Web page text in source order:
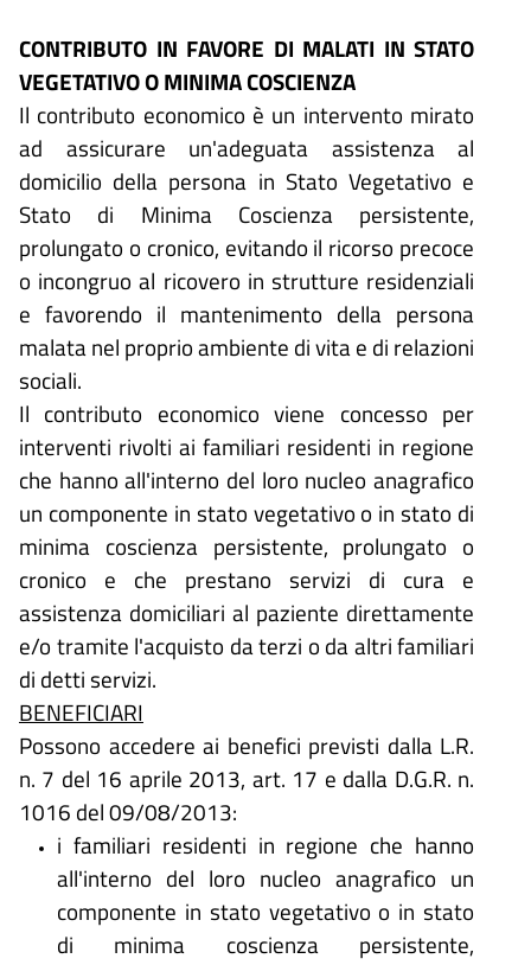
CONTRIBUTO IN FAVORE DI MALATI IN STATO
VEGETATIVO O MINIMA COSCIENZA
Il contributo economico è un intervento mirato
ad assicurare un'adeguata assistenza al
domicilio della persona in Stato Vegetativo e
Stato di Minima Coscienza persistente,
prolungato o cronico, evitando il ricorso precoce
o incongruo al ricovero in strutture residenziali
e favorendo il mantenimento della persona
malata nel proprio ambiente di vita e di relazioni
sociali.
Il contributo economico viene concesso per
interventi rivolti ai familiari residenti in regione
che hanno all'interno del loro nucleo anagrafico
un componente in stato vegetativo o in stato di
minima coscienza persistente, prolungato o
cronico e che prestano servizi di cura e
assistenza domiciliari al paziente direttamente
e/o tramite l'acquisto da terzi o da altri familiari
di detti servizi.
BENEFICIARI
Possono accedere ai benefici previsti dalla L.R.
n. 7 del 16 aprile 2013, art. 17 e dalla D.G.R. n.
1016 del 09/08/2013:
i familiari residenti in regione che hanno
all'interno del loro nucleo anagrafico un
componente in stato vegetativo o in stato
di minima coscienza persistente,